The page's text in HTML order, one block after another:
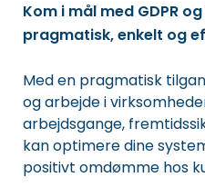
Kom i mål med GDPR
pragmatisk, enkelt og
Med en pragmatisk
og arbejde i
arbejdsgange,
kan optimere dine
positivt omdømme hos